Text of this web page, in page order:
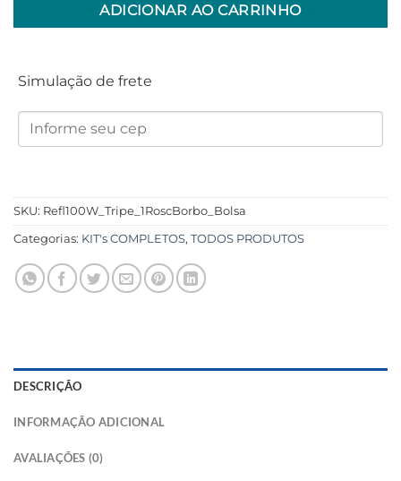
ADICIONAR AO CARRINHO
Simulação de frete
SKU: Refl100W_Tripe_1RoscBorbo_Bolsa
Categorias: KIT's COMPLETOS, TODOS PRODUTOS
DESCRIÇÃO
INFORMAÇÃO ADICIONAL
AVALIAÇÕES (0)